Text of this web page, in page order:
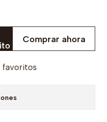
Comprar ahora
favoritos